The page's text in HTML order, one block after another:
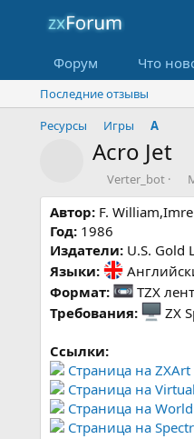
Форум Что
Последние отзывы
Ресурсы
Игры A
Значок
Acro Jet
А
в
т
о
Verter_bot
Д
а
т
с
о
з
д
а
н
Автор:F. William,Imre
Год:1986
Издатели:U.S. Gold
Языки:
Формат:
TZX
Требования:
ZX
Ссылки:
Страница на ZXArt
Страница на Virtual
Страница на
Страница на